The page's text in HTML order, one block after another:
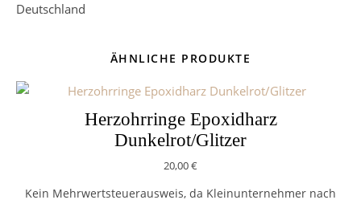
Deutschland
ÄHNLICHE PRODUKTE
Herzohrringe Epoxidharz
Dunkelrot/Glitzer
20,00€
Kein Mehrwertsteuerausweis, da Kleinunternehmer nach